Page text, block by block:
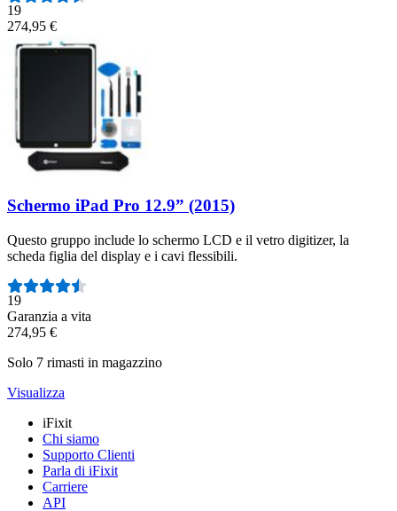
19
274,95 €
Schermo iPad Pro 12.9” (2015)
Questo gruppo include lo schermo LCD e il vetro digitizer, la
scheda figlia del display e i cavi flessibili.
Numero di recensioni:
19
Garanzia a vita
274,95 €
Solo 7 rimasti in magazzino
Visualizza
iFixit
Chi siamo
Supporto Clienti
Parla di iFixit
Carriere
API